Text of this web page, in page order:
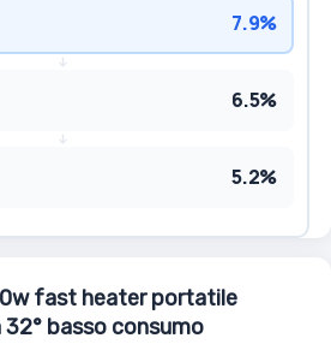
7.9%
6.5%
5.2%
fast heater portatile
32° basso consumo